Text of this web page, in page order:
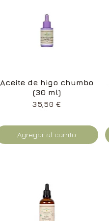
Vista rápida
Aceite de higo chumbo
(30 ml)
Precio
35,50 €
Agregar al carrito